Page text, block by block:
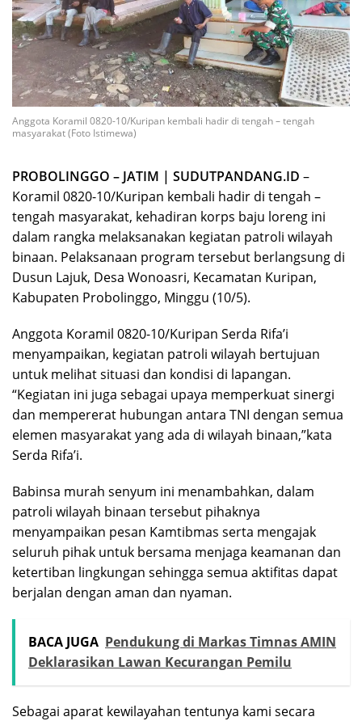
Anggota Koramil 0820-10/Kuripan kembali hadir di tengah – tengah
masyarakat (Foto Istimewa)
PROBOLINGGO – JATIM | SUDUTPANDANG.ID –
Koramil 0820-10/Kuripan kembali hadir di tengah –
tengah masyarakat, kehadiran korps baju loreng ini
dalam rangka melaksanakan kegiatan patroli wilayah
binaan. Pelaksanaan program tersebut berlangsung di
Dusun Lajuk, Desa Wonoasri, Kecamatan Kuripan,
Kabupaten Probolinggo, Minggu (10/5).
Anggota Koramil 0820-10/Kuripan Serda Rifa’i
menyampaikan, kegiatan patroli wilayah bertujuan
untuk melihat situasi dan kondisi di lapangan.
“Kegiatan ini juga sebagai upaya memperkuat sinergi
dan mempererat hubungan antara TNI dengan semua
elemen masyarakat yang ada di wilayah binaan,”kata
Serda Rifa’i.
Babinsa murah senyum ini menambahkan, dalam
patroli wilayah binaan tersebut pihaknya
menyampaikan pesan Kamtibmas serta mengajak
seluruh pihak untuk bersama menjaga keamanan dan
ketertiban lingkungan sehingga semua aktifitas dapat
berjalan dengan aman dan nyaman.
BACA JUGA Pendukung di Markas Timnas AMIN
Deklarasikan Lawan Kecurangan Pemilu
Sebagai aparat kewilayahan tentunya kami secara